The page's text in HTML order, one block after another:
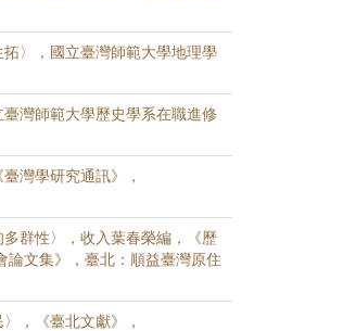
拓〉，國立臺灣師範大學地理學
臺灣師範大學歷史學系在職進修
灣學研究通訊》，
多群性〉，收入葉春榮編，《歷
論文集》，臺北：順益臺灣原住
，《臺北文獻》，